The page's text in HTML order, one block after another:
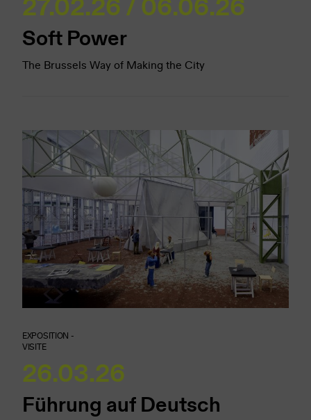
Soft Power
The Brussels Way of Making the City
EXPOSITION -
VISITE
26.03.26
Führung auf Deutsch